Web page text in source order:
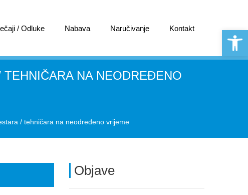
/ Odluke Nabava Naručivanje Kontakt
NA NEODREĐENO
/ tehničara na neodređeno vrijeme
Objave